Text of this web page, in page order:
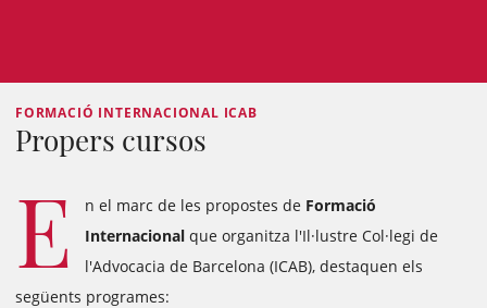
FORMACIÓ INTERNACIONAL ICAB
Propers cursos
E n el marc de les propostes de Formació
Internacional que organitza l'Il·lustre Col·legi de
l'Advocacia de Barcelona (ICAB), destaquen els
següents programes: